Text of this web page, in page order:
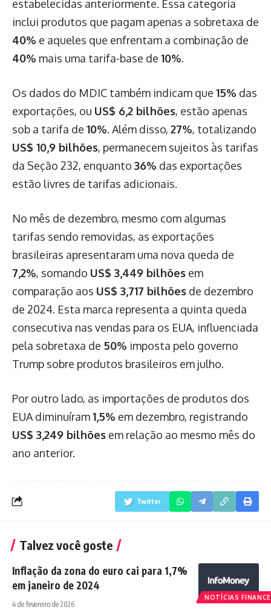
estabelecidas anteriormente. Essa categoria
inclui produtos que pagam apenas a sobretaxa de
40% e aqueles que enfrentam a combinação de
40% mais uma tarifa-base de 10%.
Os dados do MDIC também indicam que 15% das
exportações, ou US$ 6,2 bilhões, estão apenas
sob a tarifa de 10%. Além disso, 27%, totalizando
US$ 10,9 bilhões, permanecem sujeitos às tarifas
da Seção 232, enquanto 36% das exportações
estão livres de tarifas adicionais.
No mês de dezembro, mesmo com algumas
tarifas sendo removidas, as exportações
brasileiras apresentaram uma nova queda de
7,2%, somando US$ 3,449 bilhões em
comparação aos US$ 3,717 bilhões de dezembro
de 2024. Esta marca representa a quinta queda
consecutiva nas vendas para os EUA, influenciada
pela sobretaxa de 50% imposta pelo governo
Trump sobre produtos brasileiros em julho.
Por outro lado, as importações de produtos dos
EUA diminuíram1,5% em dezembro, registrando
US$ 3,249 bilhões em relação ao mesmo mês do
ano anterior.
Twitter
Talvez você goste
NOTÍCIAS
Inflação da zona do euro cai para 1,7%
em janeiro de 2024
4 de fevereiro de 2026